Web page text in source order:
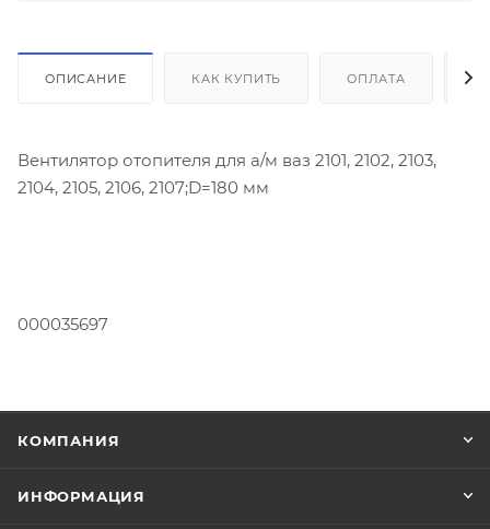
ОПИСАНИЕ КАК КУПИТЬ ОПЛАТА
Вентилятор отопителя для а/м ваз 2101, 2102, 2103,
2104, 2105, 2106, 2107;D=180 мм
000035697
КОМПАНИЯ
ИНФОРМАЦИЯ